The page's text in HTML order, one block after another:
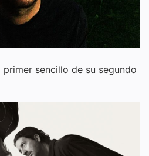
sencillo de su segundo